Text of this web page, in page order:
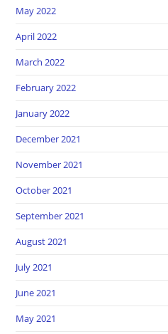
May 2022
April 2022
March 2022
February 2022
January 2022
December 2021
November 2021
October 2021
September 2021
August 2021
July 2021
June 2021
May 2021